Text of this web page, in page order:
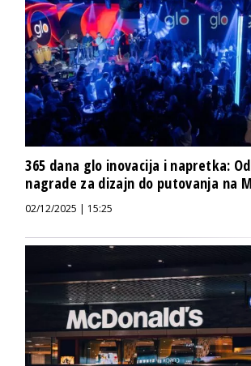
365 dana glo inovacija i napretka:
nagrade za dizajn do putovanja na
02/12/2025 | 15:25